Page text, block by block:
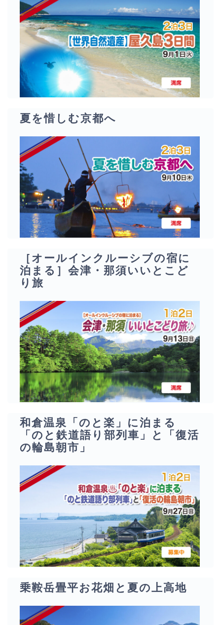
夏を惜しむ京都へ
［オールインクルーシブの宿に
泊まる］会津・那須いいとこど
り旅
和倉温泉「のと楽」に泊まる
「のと鉄道語り部列車」と「復活
の輪島朝市」
乗鞍岳畳平お花畑と夏の上高地